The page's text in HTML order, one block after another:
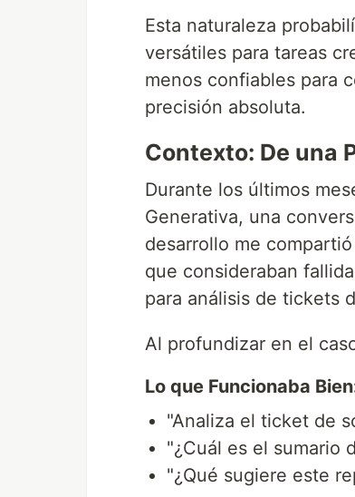
Esta naturaleza
versátiles para tareas
menos confiables para
precisión absoluta.
Contexto: De una
Durante los últimos
Generativa, una
desarrollo me
que consideraban
para análisis de tickets
Al profundizar en el
Lo que Funcionaba
"Analiza el ticket de
"¿Cuál es el sumario
"¿Qué sugiere este